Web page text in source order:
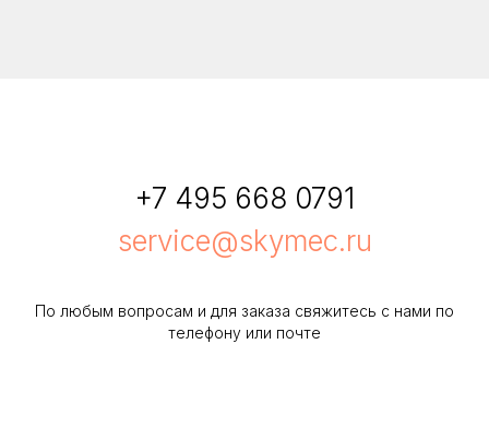
+7 495 668 0791
service@skymec.ru
По любым вопросам и для заказа свяжитесь с нами по
телефону или почте